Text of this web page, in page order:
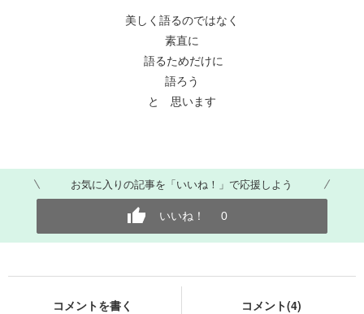
美しく語るのではなく
素直に
語るためだけに
語ろう
と 思います
お気に入りの記事を「いいね！」で応援しよう
いいね！ 0
コメントを書く コメント(4)